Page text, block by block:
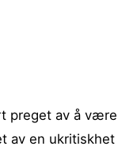
preget av å
en